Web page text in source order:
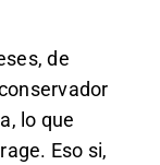
de
lo que
Eso si,